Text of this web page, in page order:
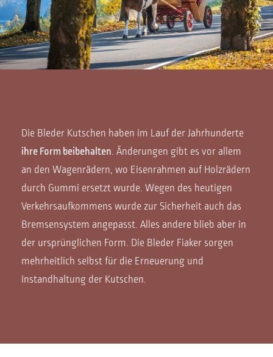
© Jošt Gantar
Die Bleder Kutschen haben im Lauf der Jahrhunderte
ihre Form beibehalten. Änderungen gibt es vor allem
an den Wagenrädern, wo Eisenrahmen auf Holzrädern
durch Gummi ersetzt wurde. Wegen des heutigen
Verkehrsaufkommens wurde zur Sicherheit auch das
Bremsensystem angepasst. Alles andere blieb aber in
der ursprünglichen Form. Die Bleder Fiaker sorgen
mehrheitlich selbst für die Erneuerung und
Instandhaltung der Kutschen.